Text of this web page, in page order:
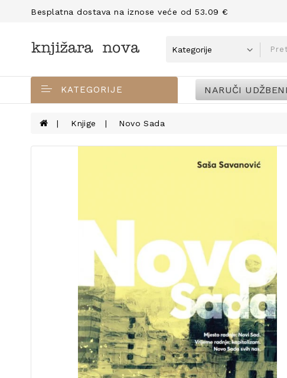
Besplatna dostava na iznose veće od 53.09 €
KATEGORIJE NARUČI
Knjige Novo Sada